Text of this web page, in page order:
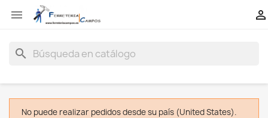
 
search
No puede realizar pedidos desde su país (United States).